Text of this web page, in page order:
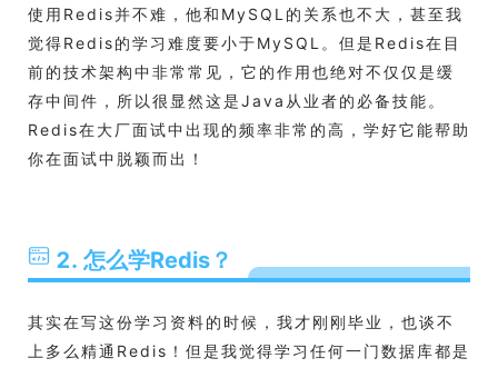
使用Redis并不难，他和MySQL的关系也不大，甚至我
觉得Redis的学习难度要小于MySQL。但是Redis在目
前的技术架构中非常常见，它的作用也绝对不仅仅是缓
存中间件，所以很显然这是Java从业者的必备技能。
Redis在大厂面试中出现的频率非常的高，学好它能帮助
你在面试中脱颖而出！
2. 怎么学Redis？
其实在写这份学习资料的时候，我才刚刚毕业，也谈不
上多么精通Redis！但是我觉得学习任何一门数据库都是